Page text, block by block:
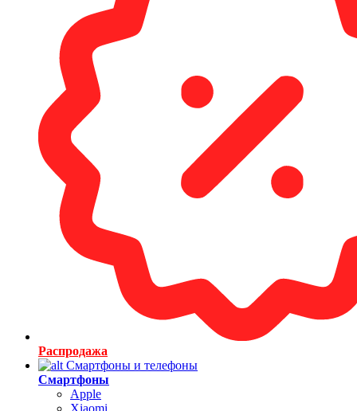
Распродажа
Смартфоны и телефоны
Смартфоны
Apple
Xiaomi